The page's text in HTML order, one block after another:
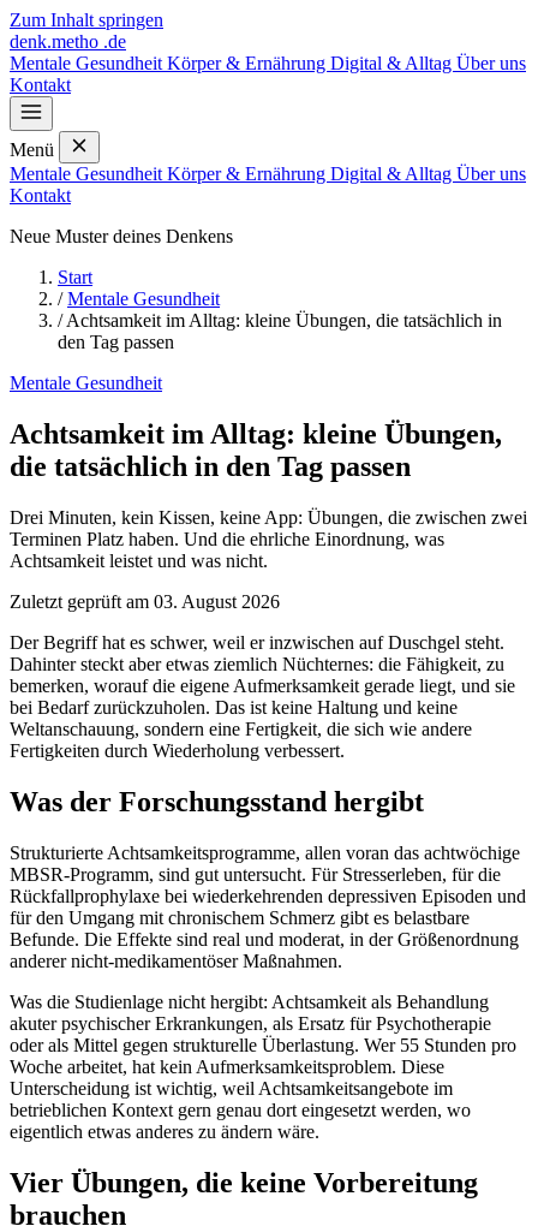
Zum Inhalt springen
denk.metho .de
Mentale Gesundheit Körper & Ernährung Digital & Alltag Über uns
Kontakt
Menü
Mentale Gesundheit Körper & Ernährung Digital & Alltag Über uns
Kontakt
Neue Muster deines Denkens
Start
/ Mentale Gesundheit
/ Achtsamkeit im Alltag: kleine Übungen, die tatsächlich in
den Tag passen
Mentale Gesundheit
Achtsamkeit im Alltag: kleine Übungen,
die tatsächlich in den Tag passen
Drei Minuten, kein Kissen, keine App: Übungen, die zwischen zwei
Terminen Platz haben. Und die ehrliche Einordnung, was
Achtsamkeit leistet und was nicht.
Zuletzt geprüft am 03. August 2026
Der Begriff hat es schwer, weil er inzwischen auf Duschgel steht.
Dahinter steckt aber etwas ziemlich Nüchternes: die Fähigkeit, zu
bemerken, worauf die eigene Aufmerksamkeit gerade liegt, und sie
bei Bedarf zurückzuholen. Das ist keine Haltung und keine
Weltanschauung, sondern eine Fertigkeit, die sich wie andere
Fertigkeiten durch Wiederholung verbessert.
Was der Forschungsstand hergibt
Strukturierte Achtsamkeitsprogramme, allen voran das achtwöchige
MBSR-Programm, sind gut untersucht. Für Stresserleben, für die
Rückfallprophylaxe bei wiederkehrenden depressiven Episoden und
für den Umgang mit chronischem Schmerz gibt es belastbare
Befunde. Die Effekte sind real und moderat, in der Größenordnung
anderer nicht-medikamentöser Maßnahmen.
Was die Studienlage nicht hergibt: Achtsamkeit als Behandlung
akuter psychischer Erkrankungen, als Ersatz für Psychotherapie
oder als Mittel gegen strukturelle Überlastung. Wer 55 Stunden pro
Woche arbeitet, hat kein Aufmerksamkeitsproblem. Diese
Unterscheidung ist wichtig, weil Achtsamkeitsangebote im
betrieblichen Kontext gern genau dort eingesetzt werden, wo
eigentlich etwas anderes zu ändern wäre.
Vier Übungen, die keine Vorbereitung
brauchen